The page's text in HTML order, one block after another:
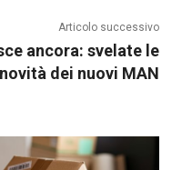
Articolo successivo
ancora: svelate le
novità dei nuovi MAN